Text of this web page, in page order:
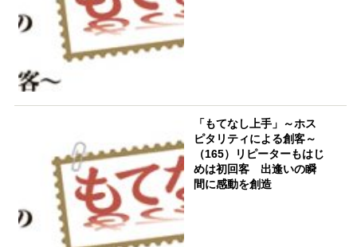
「もてなし上手」～ホス
ピタリティによる創客～
（165）リピーターもはじ
めは初回客 出逢いの瞬
間に感動を創造